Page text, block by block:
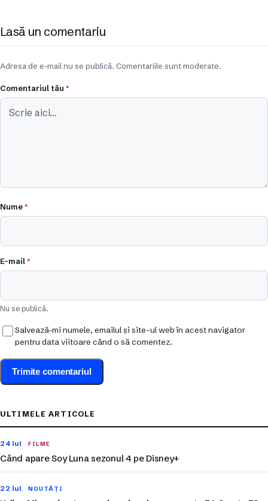
Lasă un comentariu
Adresa de e-mail nu se publică. Comentariile sunt moderate.
Comentariul tău *
Nume*
E-mail*
Nu se publică.
Salvează-mi numele, emailul și site-ul web în acest navigator
pentru data viitoare când o să comentez.
ULTIMELE ARTICOLE
24 iul FILME
Când apare Soy Luna sezonul 4 pe Disney+
22 iul NOUTĂȚI